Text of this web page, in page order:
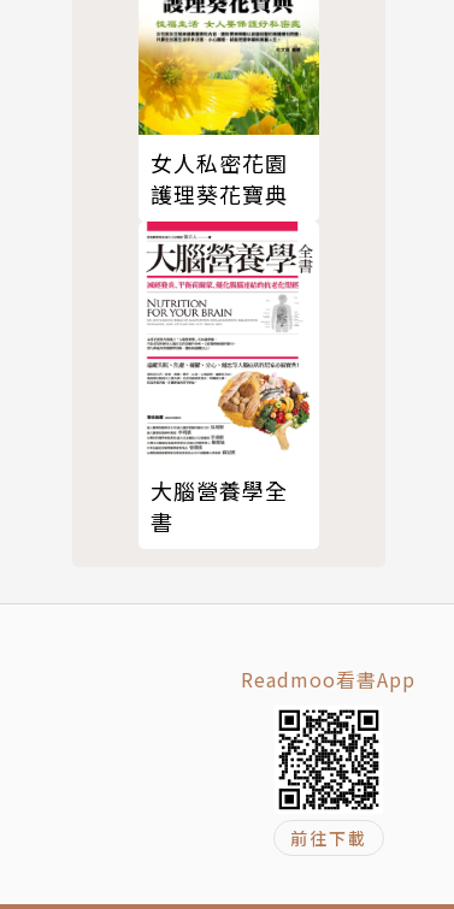
女人私密花園
護理葵花寶典
大腦營養學全
書
Readmoo看書App
前往下載